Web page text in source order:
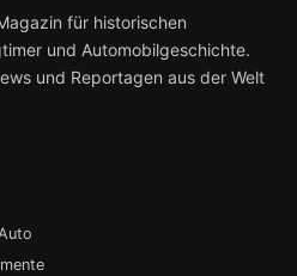
für historischen
und Automobilgeschichte.
und Reportagen aus der Welt